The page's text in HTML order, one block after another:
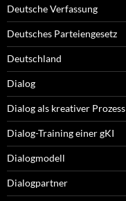
Deutsche Verfassung
Deutsches Parteiengesetz
Deutschland
Dialog
Dialog als kreativer Prozess
Dialog-Training einer gKI
Dialogmodell
Dialogpartner